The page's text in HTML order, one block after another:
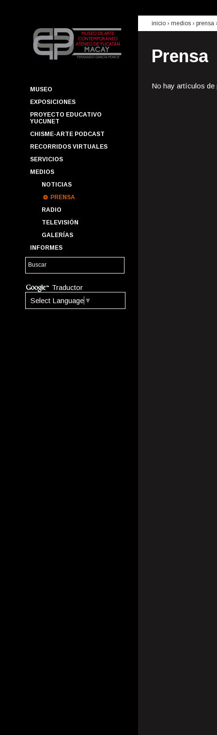
MUSEO
EXPOSICIONES
PROYECTO EDUCATIVO
YUCUNET
CHISME-ARTE PODCAST
RECORRIDOS VIRTUALES
SERVICIOS
MEDIOS
NOTICIAS
PRENSA
RADIO
TELEVISIÓN
GALERÍAS
INFORMES
Traductor
Select Language ▼
inicio › medios › prensa
Prensa
No hay artículos de